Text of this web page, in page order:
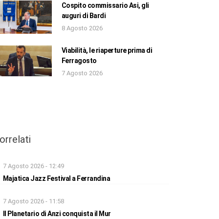
Cospito commissario Asi, gli
auguri di Bardi
8 Agosto 2026
Viabilità, le riaperture prima di
Ferragosto
7 Agosto 2026
7 Agosto 2026 - 12:49
Majatica Jazz Festival a Ferrandina
7 Agosto 2026 - 11:58
Il Planetario di Anzi conquista il Mur